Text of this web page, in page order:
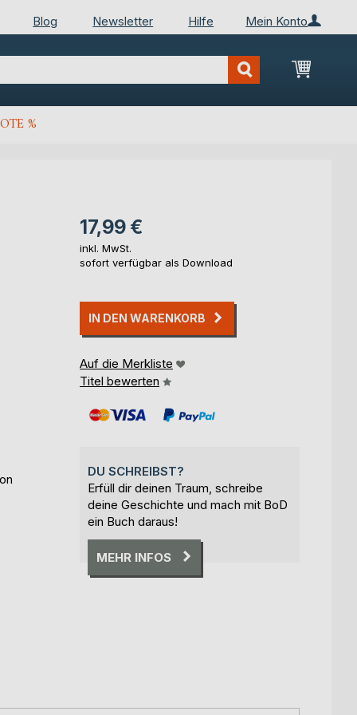
Mein Konto
Blog Newsletter Hilfe
Mein
%
17,99 €
inkl. MwSt.
sofort verfügbar als Download
IN DEN WARENKORB
Auf die Merkliste
Titel bewerten
DU SCHREIBST?
Erfüll dir deinen Traum, schreibe
deine Geschichte und mach mit BoD
ein Buch daraus!
MEHR INFOS